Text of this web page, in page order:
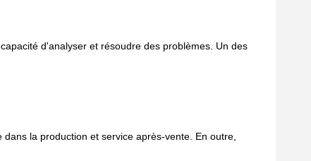
d'analyser et résoudre des problèmes. Un des
la production et service après-vente. En outre,